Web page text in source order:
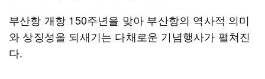
부산항 개항 150주년을 맞아 부산항의 역사적 의미
와 상징성을 되새기는 다채로운 기념행사가 펼쳐진
다.